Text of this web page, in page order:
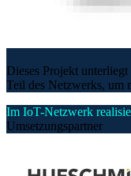
Dieses Projekt
Teil des Netzwerks, um
Im IoT-Netzwerk
Umsetzungspartner